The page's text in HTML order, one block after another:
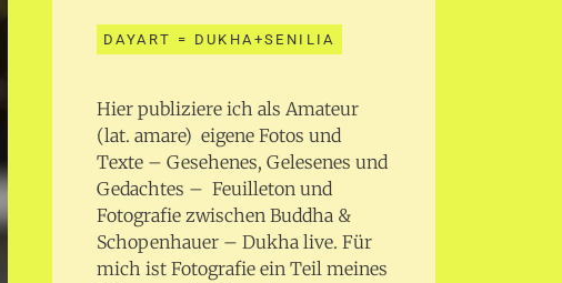
DAYART = DUKHA+SENILIA
Hier publiziere ich als Amateur
(lat. amare) eigene Fotos und
Texte – Gesehenes, Gelesenes und
Gedachtes – Feuilleton und
Fotografie zwischen Buddha &
Schopenhauer – Dukha live. Für
mich ist Fotografie ein Teil meines